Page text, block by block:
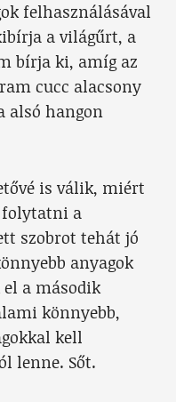
felhasználásával
a világűrt, a
bírja ki, amíg az
cucc alacsony
alsó hangon
is válik, miért
folytatni a
szobrot tehát jó
anyagok
a második
könnyebb,
kell
lenne. Sőt.